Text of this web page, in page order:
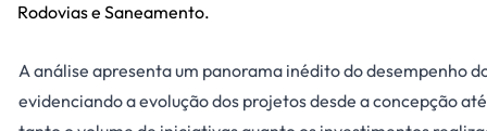
Rodovias e Saneamento.
A análise apresenta um panorama inédito do desempenho
evidenciando a evolução dos projetos desde a concepção